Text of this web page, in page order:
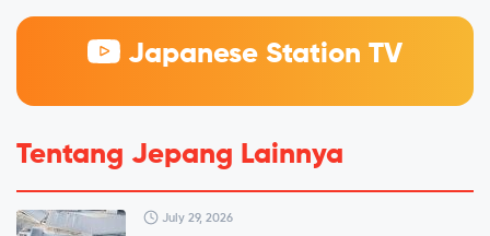
Japanese Station TV
Tentang Jepang Lainnya
July 29, 2026